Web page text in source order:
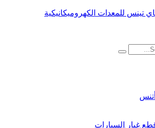
غيار السيارات